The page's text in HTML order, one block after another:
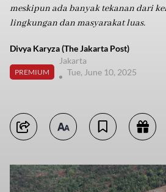
meskipun ada banyak tekanan dari
lingkungan dan masyarakat luas.
Divya Karyza (The Jakarta Post)
PREMIUM
Jakarta
Tue, June 10, 2025